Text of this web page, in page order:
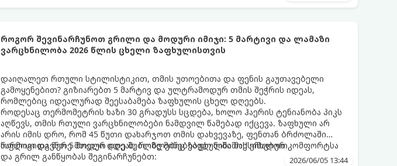
როგორ შევინარჩუნოთ გრილი და მოდური იმიჯი: 5 მარტივი და ლამაზი
ვარცხნილობა 2026 წლის ცხელი ზაფხულისთვის
დაიღალეთ რთული სტილისტიკით, თმის უთოებითა და ფენის გაუთავებელი
გამოყენებით? გიზიარებთ 5 მარტივ და ულტრამოდურ თმის შეჭრის იდეას,
რომლებიც იდეალურად შეესაბამება ზაფხულის ცხელ დღეებს.
როდესაც თერმომეტრის ხაზი 30 გრადუსს სცდება, ხოლო ჰაერის ტენიანობა პიკს
აღწევს, თმის რთული ვარცხნილობები ნამდვილ წამებად იქცევა. ზაფხული არ
არის იმის დრო, რომ 45 წუთი დახარჯოთ თმის დახვევაზე, ფენთან ბრძოლაში
ოფლით და მერე მთელი დღე შუბლზე მიწებებულ წინამოს ეჩხუბოთ.
წარმოგიდგენთ 5 მოდურ იდეას, რომლებიც ზაფხულში მაქსიმალურ კომფორტსა
და გრილ განწყობას შეგინარჩუნებთ:
2026/06/05 13:44